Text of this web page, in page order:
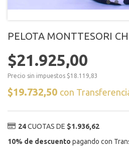
PELOTA MONTTESORI
$21.925,00
Precio sin impuestos $18.119,83
$19.732,50 con
24 CUOTAS DE $1.936,62
10% de descuento pagando con